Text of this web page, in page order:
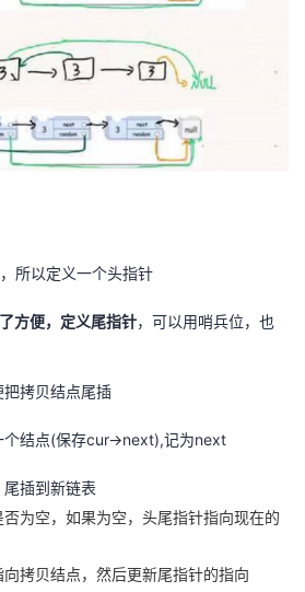
所以定义一个头指针
方便，定义尾指针，可以用哨兵位，也
拷贝结点尾插
个结点(保存cur->next),记为next
插到新链表
为空，如果为空，头尾指针指向现在的
拷贝结点，然后更新尾指针的指向